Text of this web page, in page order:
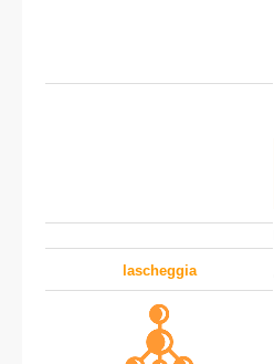
lascheggia